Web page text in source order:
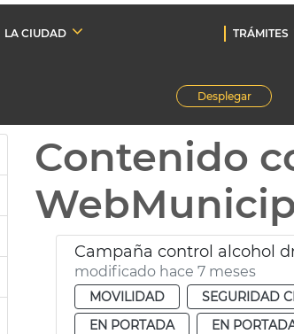
LA CIUDAD TRÁMITES
Desplegar
Contenido
Campaña control alcohol
modificado hace 7 meses
MOVILIDAD SEGURIDAD
EN PORTADA
EN